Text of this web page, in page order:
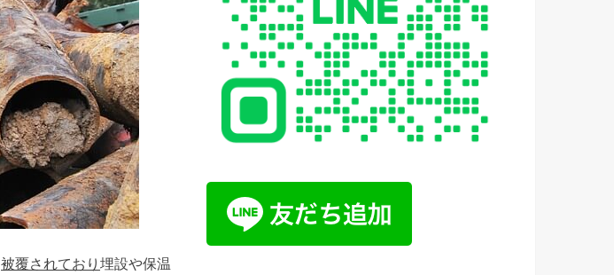
被覆されており 埋設や保温